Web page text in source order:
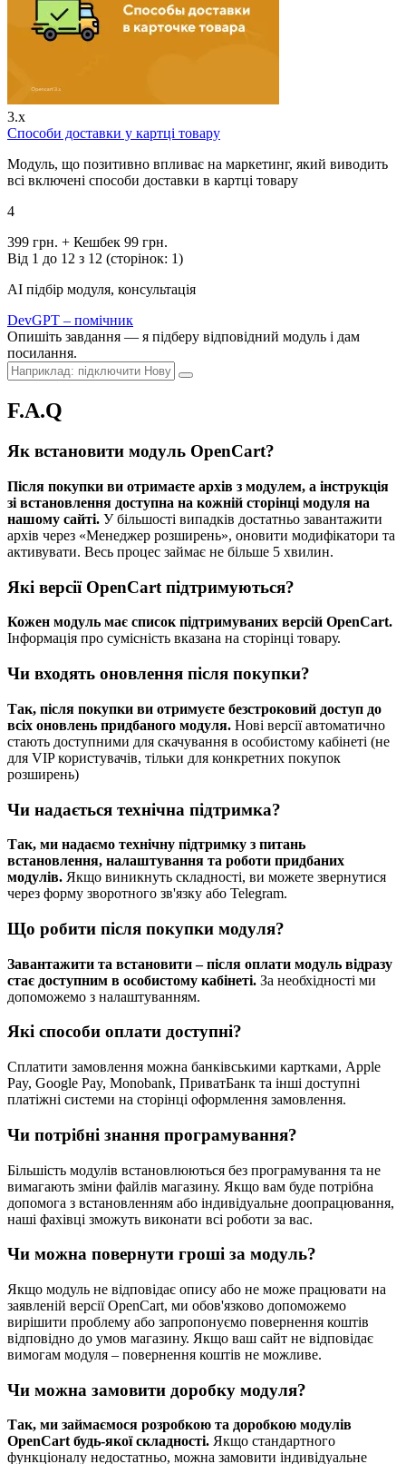
3.x
Способи доставки у картці товару
Модуль, що позитивно впливає на маркетинг, який виводить
всі включені способи доставки в картці товару
4
399 грн. + Кешбек 99 грн.
Від 1 до 12 з 12 (сторінок: 1)
AI підбір модуля, консультація
DevGPT – помічник
Опишіть завдання — я підберу відповідний модуль і дам
посилання.
F.A.Q
Як встановити модуль OpenCart?
Після покупки ви отримаєте архів з модулем, а інструкція
зі встановлення доступна на кожній сторінці модуля на
нашому сайті. У більшості випадків достатньо завантажити
архів через «Менеджер розширень», оновити модифікатори та
активувати. Весь процес займає не більше 5 хвилин.
Які версії OpenCart підтримуються?
Кожен модуль має список підтримуваних версій OpenCart.
Інформація про сумісність вказана на сторінці товару.
Чи входять оновлення після покупки?
Так, після покупки ви отримуєте безстроковий доступ до
всіх оновлень придбаного модуля. Нові версії автоматично
стають доступними для скачування в особистому кабінеті (не
для VIP користувачів, тільки для конкретних покупок
розширень)
Чи надається технічна підтримка?
Так, ми надаємо технічну підтримку з питань
встановлення, налаштування та роботи придбаних
модулів. Якщо виникнуть складності, ви можете звернутися
через форму зворотного зв'язку або Telegram.
Що робити після покупки модуля?
Завантажити та встановити – після оплати модуль відразу
стає доступним в особистому кабінеті. За необхідності ми
допоможемо з налаштуванням.
Які способи оплати доступні?
Сплатити замовлення можна банківськими картками, Apple
Pay, Google Pay, Monobank, ПриватБанк та інші доступні
платіжні системи на сторінці оформлення замовлення.
Чи потрібні знання програмування?
Більшість модулів встановлюються без програмування та не
вимагають зміни файлів магазину. Якщо вам буде потрібна
допомога з встановленням або індивідуальне доопрацювання,
наші фахівці зможуть виконати всі роботи за вас.
Чи можна повернути гроші за модуль?
Якщо модуль не відповідає опису або не може працювати на
заявленій версії OpenCart, ми обов'язково допоможемо
вирішити проблему або запропонуємо повернення коштів
відповідно до умов магазину. Якщо ваш сайт не відповідає
вимогам модуля – повернення коштів не можливе.
Чи можна замовити доробку модуля?
Так, ми займаємося розробкою та доробкою модулів
OpenCart будь-якої складності. Якщо стандартного
функціоналу недостатньо, можна замовити індивідуальне